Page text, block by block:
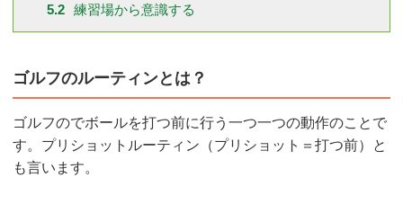
5.2
練習場から意識する
ゴルフのルーティンとは？
ゴルフのでボールを打つ前に行う一つ一つの動作のことで
す。プリショットルーティン（プリショット＝打つ前）と
も言います。